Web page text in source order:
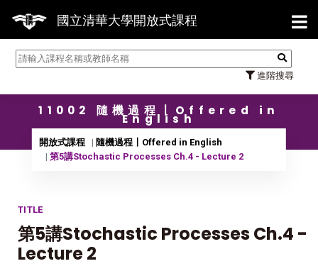
國立清華大學開放式課程
進階搜尋
【
11002 隨機過程〡Offered in
English
開放式課程
隨機過程〡Offered in English
第5講Stochastic Processes Ch.4 - Lecture 2
TITLE
第5講Stochastic Processes Ch.4 -
Lecture 2